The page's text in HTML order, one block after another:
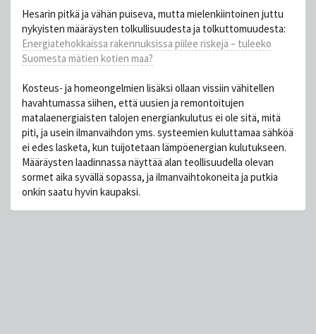
Hesarin pitkä ja vähän puiseva, mutta mielenkiintoinen juttu
nykyisten määräysten tolkullisuudesta ja tolkuttomuudesta:
Energiatehokkaissa rakennuksissa piilee riskejä – tuleeko
Suomesta mätien kotien maa?
Kosteus- ja homeongelmien lisäksi ollaan vissiin vähitellen
havahtumassa siihen, että uusien ja remontoitujen
matalaenergiaisten talojen energiankulutus ei ole sitä, mitä
piti, ja usein ilmanvaihdon yms. systeemien kuluttamaa sähköä
ei edes lasketa, kun tuijotetaan lämpöenergian kulutukseen.
Määräysten laadinnassa näyttää alan teollisuudella olevan
sormet aika syvällä sopassa, ja ilmanvaihtokoneita ja putkia
onkin saatu hyvin kaupaksi.